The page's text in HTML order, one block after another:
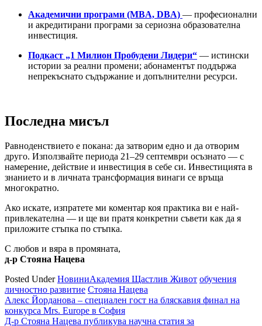
Академични програми (МBA, DBA) — професионални
и акредитирани програми за сериозна образователна
инвестиция.
Подкаст „1 Милион Пробудени Лидери“ — истински
истории за реални промени; абонаментът поддържа
непрекъснато съдържание и допълнителни ресурси.
Последна мисъл
Равноденствието е покана: да затворим едно и да отворим
друго. Използвайте периода 21–29 септември осъзнато — с
намерение, действие и инвестиция в себе си. Инвестицията в
знанието и в личната трансформация винаги се връща
многократно.
Ако искате, изпратете ми коментар коя практика ви е най-
привлекателна — и ще ви пратя конкретни съвети как да я
приложите стъпка по стъпка.
С любов и вяра в промяната,
д-р Стояна Нацева
Posted UnderНовиниАкадемия Щастлив Живот обучения
личностно развитие Стояна Нацева
Навигация
Алекс Йорданова – специален гост на бляскавия финал на
конкурса Mrs. Europe в София
Д-р Стояна Нацева публикува научна статия за